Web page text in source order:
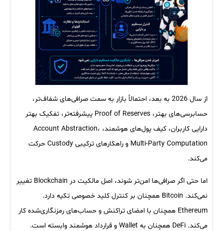
از سال 2026 به بعد، احتمالاً بازار به سمت صرافی‌های شفاف‌تر،
حسابرسی‌های بهتر، Proof of Reserves پیشرفته‌تر، تفکیک بهتر
دارایی کاربران، کیف پول‌های هوشمند، Account Abstraction،
Multi-Party Computation و راهکارهای ترکیبی Custody حرکت
می‌کند.
اما حتی اگر صرافی‌ها امن‌تر شوند، اصل مالکیت در Blockchain تغییر
نمی‌کند. Bitcoin همچنان بر کنترل کلید خصوصی تکیه دارد.
Ethereum همچنان با امضای تراکنش و حساب‌های رمزنگاری‌شده کار
می‌کند. DeFi همچنان به Wallet و قرارداد هوشمند وابسته است.